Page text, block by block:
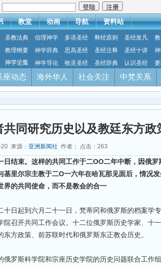
教堂 动画 导航 资料站
圣教法典 信理神学 多语圣经 释经原则 圣经发凡
教理纲要 神学辞典 思高圣经 圣经注释 圣经十讲
神学论集 神学导论 牧灵圣经 圣经辞典 认识圣经
座动态 海外华人 社会关注 中梵关系
同研究历史以及教廷东方政
来源： 亚洲新闻社 作者： 点击： 263
日结束。这样的共同工作于二OO二年中断，因俄罗
基里尔宗主教于二O一六年在哈瓦那见面后，情况发
界的共同使命，而不是教会的合一
日起到六月二十一日，梵蒂冈和俄罗斯的档案学专
召开共同工作会议。十二位俄罗斯历史学家、十
方政策、前苏联时代和俄罗斯东正教会历史。
罗斯科学院和宗座历史学院的历史问题联合工作组